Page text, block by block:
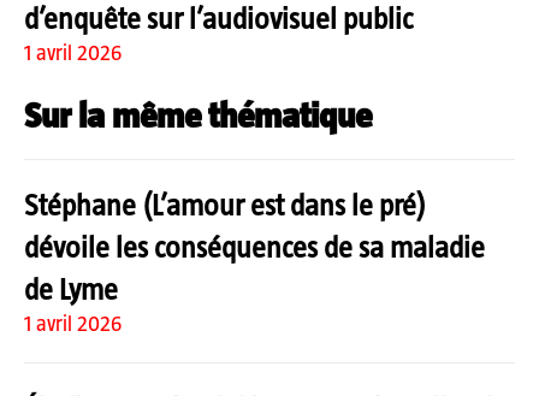
d’enquête sur l’audiovisuel public
1 avril 2026
Sur la même thématique
Stéphane (L’amour est dans le pré)
dévoile les conséquences de sa maladie
de Lyme
1 avril 2026